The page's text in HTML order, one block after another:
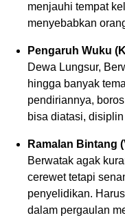
menjauhi tempat
menyebabkan
Pengaruh Wuku
Dewa Lungsur,
hingga banyak
pendiriannya,
bisa diatasi,
Ramalan Bintang
Berwatak agak
cerewet tetapi
penyelidikan.
dalam pergaulan